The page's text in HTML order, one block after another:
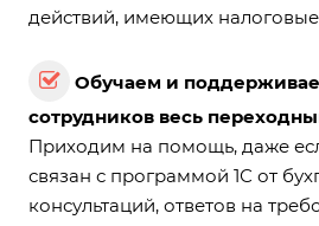
действий, имеющих налоговые
Обучаем и
сотрудников весь
Приходим на помощь, даже
связан с программой 1С от
консультаций, ответов на